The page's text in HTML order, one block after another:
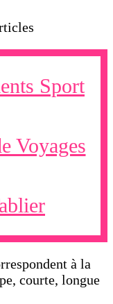
Sport
Voyages
à la
courte, longue